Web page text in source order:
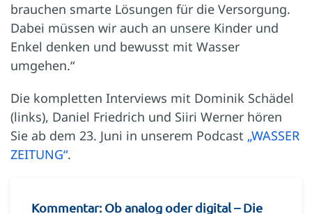
brauchen smarte Lösungen für die Versorgung.
Dabei müssen wir auch an unsere Kinder und
Enkel denken und bewusst mit Wasser
umgehen.“
Die kompletten Interviews mit Dominik Schädel
(links), Daniel Friedrich und Siiri Werner hören
Sie ab dem 23. Juni in unserem Podcast „WASSER
ZEITUNG“.
Kommentar: Ob analog oder digital – Die